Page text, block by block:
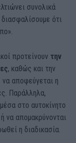
συνολικά
ότι
προτείνουν την
, καθώς και την
αποφεύγεται η
Παράλληλα,
στο αυτοκίνητο
να απομακρύνονται
η διαδικασία.